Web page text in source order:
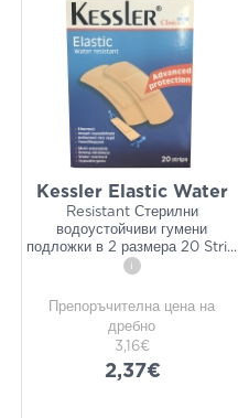
Kessler Elastic Water
Resistant Стерилни
водоустойчиви гумени
подложки в 2 размера 20 Stri...
i
Препоръчителна цена на
дребно
3,16€
2,37€